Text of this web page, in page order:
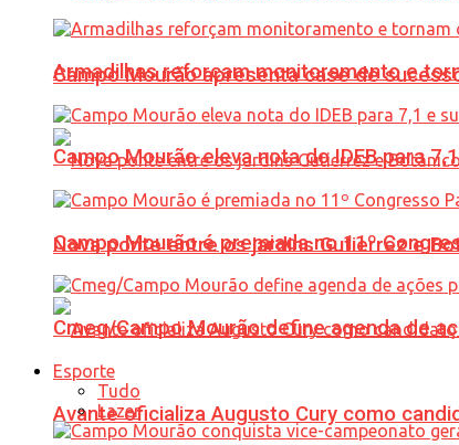
Campo Mourão apresenta case de
Nova ponte entre os jardins Gutierrez e
Avante oficializa Augusto Cury como
Armadilhas reforçam monitoramento e
Campo Mourão eleva nota do IDEB para
Campo Mourão é premiada no 11º
Cmeg/Campo Mourão define agenda de
Esporte
Tudo
Lazer